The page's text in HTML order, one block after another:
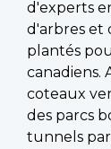
d'experts
d'arbres et
plantés
canadiens.
coteaux
des parcs
tunnels